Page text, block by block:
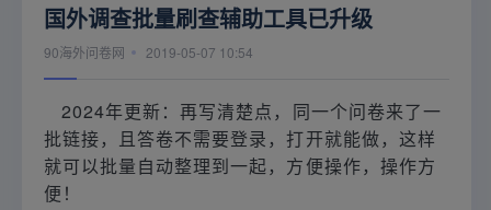
学员专区
问卷资源（可点）
国外调查批量刷查辅助工具已升级
90海外问卷网 2019-05-07 10:54
2024年更新：再写清楚点，同一个问卷来了一
批链接，且答卷不需要登录，打开就能做，这样
就可以批量自动整理到一起，方便操作，操作方
便！